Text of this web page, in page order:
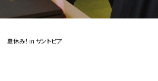
夏休み！ in サントピア